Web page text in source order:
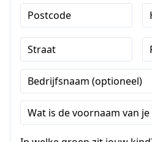
Postcode
Straat
Bedrijfsnaam (optioneel)
Wat is de voornaam van je